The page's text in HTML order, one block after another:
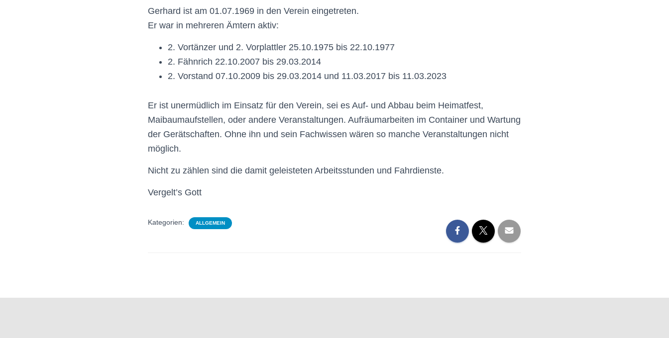
Gerhard ist am 01.07.1969 in den Verein eingetreten.
Er war in mehreren Ämtern aktiv:
2. Vortänzer und 2. Vorplattler 25.10.1975 bis 22.10.1977
2. Fähnrich 22.10.2007 bis 29.03.2014
2. Vorstand 07.10.2009 bis 29.03.2014 und 11.03.2017 bis 11.03.2023
Er ist unermüdlich im Einsatz für den Verein, sei es Auf- und Abbau beim Heimatfest,
Maibaumaufstellen, oder andere Veranstaltungen. Aufräumarbeiten im Container und Wartung
der Gerätschaften. Ohne ihn und sein Fachwissen wären so manche Veranstaltungen nicht
möglich.
Nicht zu zählen sind die damit geleisteten Arbeitsstunden und Fahrdienste.
Vergelt’s Gott
Kategorien: ALLGEMEIN